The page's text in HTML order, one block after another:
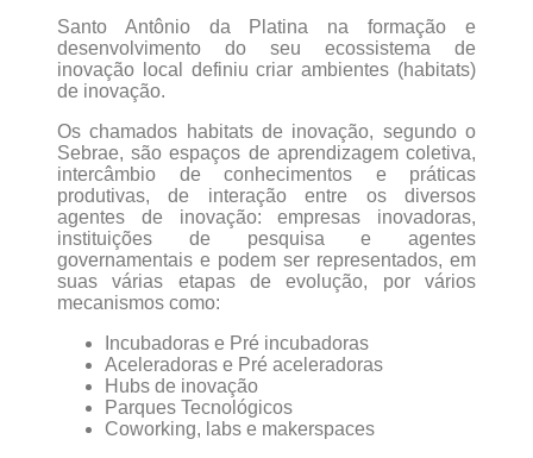
Santo Antônio da Platina na formação e
desenvolvimento do seu ecossistema de
inovação local definiu criar ambientes (habitats)
de inovação.
Os chamados habitats de inovação, segundo o
Sebrae, são espaços de aprendizagem coletiva,
intercâmbio de conhecimentos e práticas
produtivas, de interação entre os diversos
agentes de inovação: empresas inovadoras,
instituições de pesquisa e agentes
governamentais e podem ser representados, em
suas várias etapas de evolução, por vários
mecanismos como:
Incubadoras e Pré incubadoras
Aceleradoras e Pré aceleradoras
Hubs de inovação
Parques Tecnológicos
Coworking, labs e makerspaces